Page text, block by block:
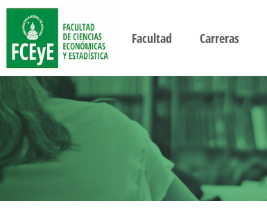
Facultad Carreras